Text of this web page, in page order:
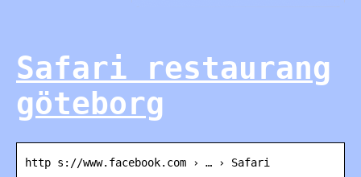
Safari restaurang
göteborg
http s://www.facebook.com › … › Safari